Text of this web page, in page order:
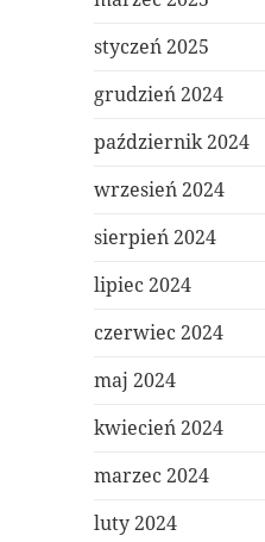
styczeń 2025
grudzień 2024
październik 2024
wrzesień 2024
sierpień 2024
lipiec 2024
czerwiec 2024
maj 2024
kwiecień 2024
marzec 2024
luty 2024